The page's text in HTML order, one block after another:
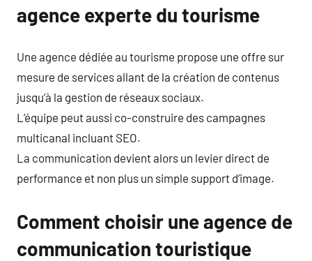
agence experte du tourisme
Une agence dédiée au tourisme propose une offre sur
mesure de services allant de la création de contenus
jusqu’à la gestion de réseaux sociaux.
L’équipe peut aussi co-construire des campagnes
multicanal incluant SEO.
La communication devient alors un levier direct de
performance et non plus un simple support d’image.
Comment choisir une agence de
communication touristique